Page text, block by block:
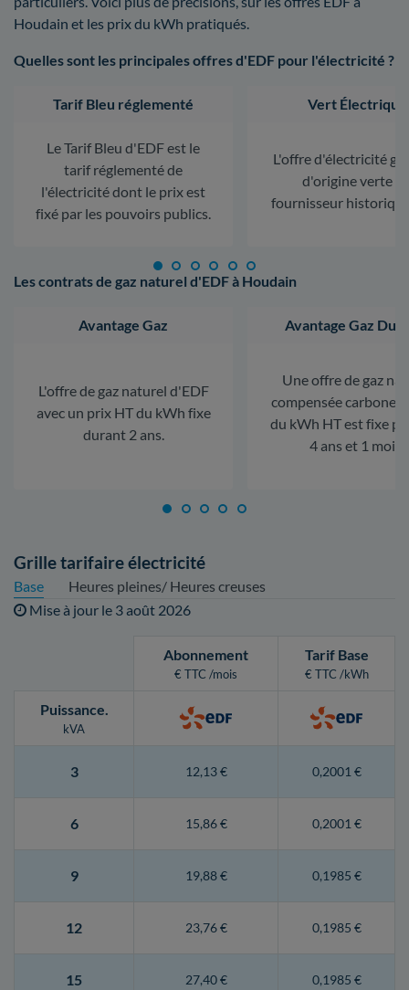
Houdain et les prix du kWh pratiqués.
Quelles sont les principales offres d'EDF pour l'électricité ?
Tarif Bleu réglementé
Le Tarif Bleu d'EDF est le
tarif réglementé de
l'électricité dont le prix est
fixé par les pouvoirs publics.
Vert Électrique
L'offre d'électricité
d'origine verte
fournisseur
Les contrats de gaz naturel d'EDF à Houdain
Avantage Gaz
L'offre de gaz naturel d'EDF
avec un prix HT du kWh fixe
durant 2 ans.
Avantage Gaz
Une offre de gaz
compensée carbone.
du kWh HT est fixe
4 ans et 1 mois.
Grille tarifaire électricité
Base
Heures pleines/ Heures creuses
Mise à jour le 3 août 2026
Abonnement
€ TTC /mois
Tarif Base
€ TTC /kWh
Puissance.
kVA
3 12,13 € 0,2001 €
6 15,86 € 0,2001 €
9 19,88 € 0,1985 €
12 23,76 € 0,1985 €
15 27,40 € 0,1985 €